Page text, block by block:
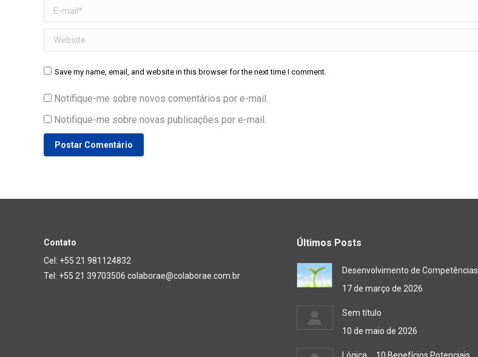
E-mail *
Website
Save my name, email, and website in this browser for the next time I comment.
Notifique-me sobre novos comentários por e-mail.
Notifique-me sobre novas publicações por e-mail.
Postar Comentário
Contato
Cel: +55 21 981124832
Tel: +55 21 39703506 colaborae@colaborae.com.br
Últimos Posts
Desenvolvimento de Competências
17 de março de 2026
Sem título
10 de maio de 2026